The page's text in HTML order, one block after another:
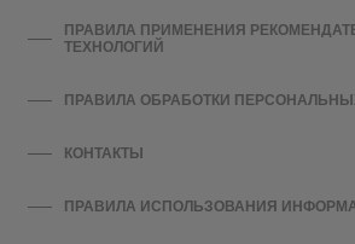
ПРАВИЛА ПРИМЕНЕНИЯ
ТЕХНОЛОГИЙ
ПРАВИЛА ОБРАБОТКИ
КОНТАКТЫ
ПРАВИЛА ИСПОЛЬЗОВАНИЯ